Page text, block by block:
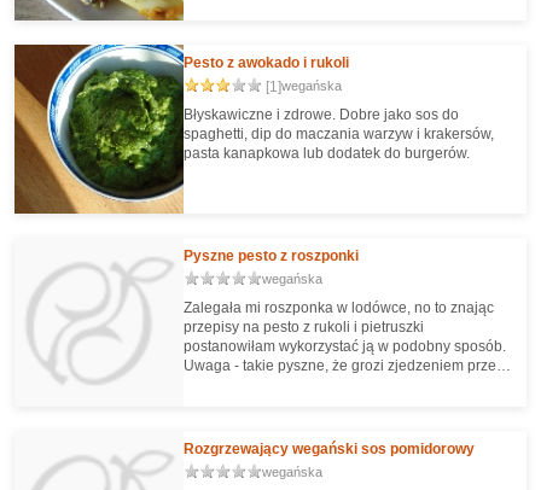
Pesto z awokado i rukoli
[1]wegańska
Błyskawiczne i zdrowe. Dobre jako sos do
spaghetti, dip do maczania warzyw i krakersów,
pasta kanapkowa lub dodatek do burgerów.
Pyszne pesto z roszponki
wegańska
Zalegała mi roszponka w lodówce, no to znając
przepisy na pesto z rukoli i pietruszki
postanowiłam wykorzystać ją w podobny sposób.
Uwaga - takie pyszne, że grozi zjedzeniem przed
Rozgrzewający wegański sos pomidorowy
wegańska